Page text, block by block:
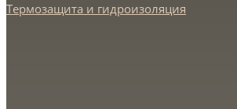
Термозащита и гидроизоляция